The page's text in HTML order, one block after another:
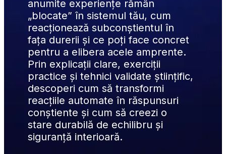
anumite experiențe rămân
„blocate” în sistemul tău, cum
reacționează subconștientul în
fața durerii și ce poți face concret
pentru a elibera acele amprente.
Prin explicații clare, exerciții
practice și tehnici validate științific,
descoperi cum să transformi
reacțiile automate în răspunsuri
conștiente și cum să creezi o
stare durabilă de echilibru și
siguranță interioară.